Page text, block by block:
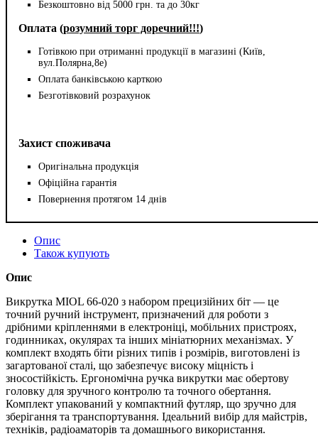
Безкоштовно від 5000 грн. та до 30кг
Оплата (розумний торг доречний!!!)
Готівкою при отриманні продукції в магазині (Київ,
вул.Полярна,8е)
Оплата банківською карткою
Безготівковий розрахунок
Захист споживача
Оригінальна продукція
Офіційна гарантія
Повернення протягом 14 днів
Опис
Також купують
Опис
Викрутка MIOL 66-020 з набором прецизійних біт — це
точний ручний інструмент, призначений для роботи з
дрібними кріпленнями в електроніці, мобільних пристроях,
годинниках, окулярах та інших мініатюрних механізмах. У
комплект входять біти різних типів і розмірів, виготовлені із
загартованої сталі, що забезпечує високу міцність і
зносостійкість. Ергономічна ручка викрутки має обертову
головку для зручного контролю та точного обертання.
Комплект упакований у компактний футляр, що зручно для
зберігання та транспортування. Ідеальний вибір для майстрів,
техніків, радіоаматорів та домашнього використання.